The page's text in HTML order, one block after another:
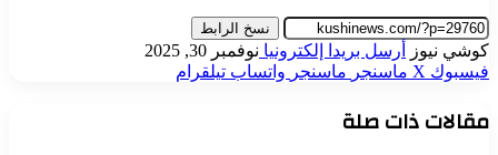
نسخ الرابط
كوشي نيوز أرسل بريدا إلكترونيا نوفمبر 30, 2025
فيسبوك ‫X ماسنجر ماسنجر واتساب تيلقرام
مقالات ذات صلة